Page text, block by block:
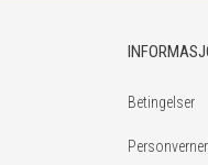
Betingelser